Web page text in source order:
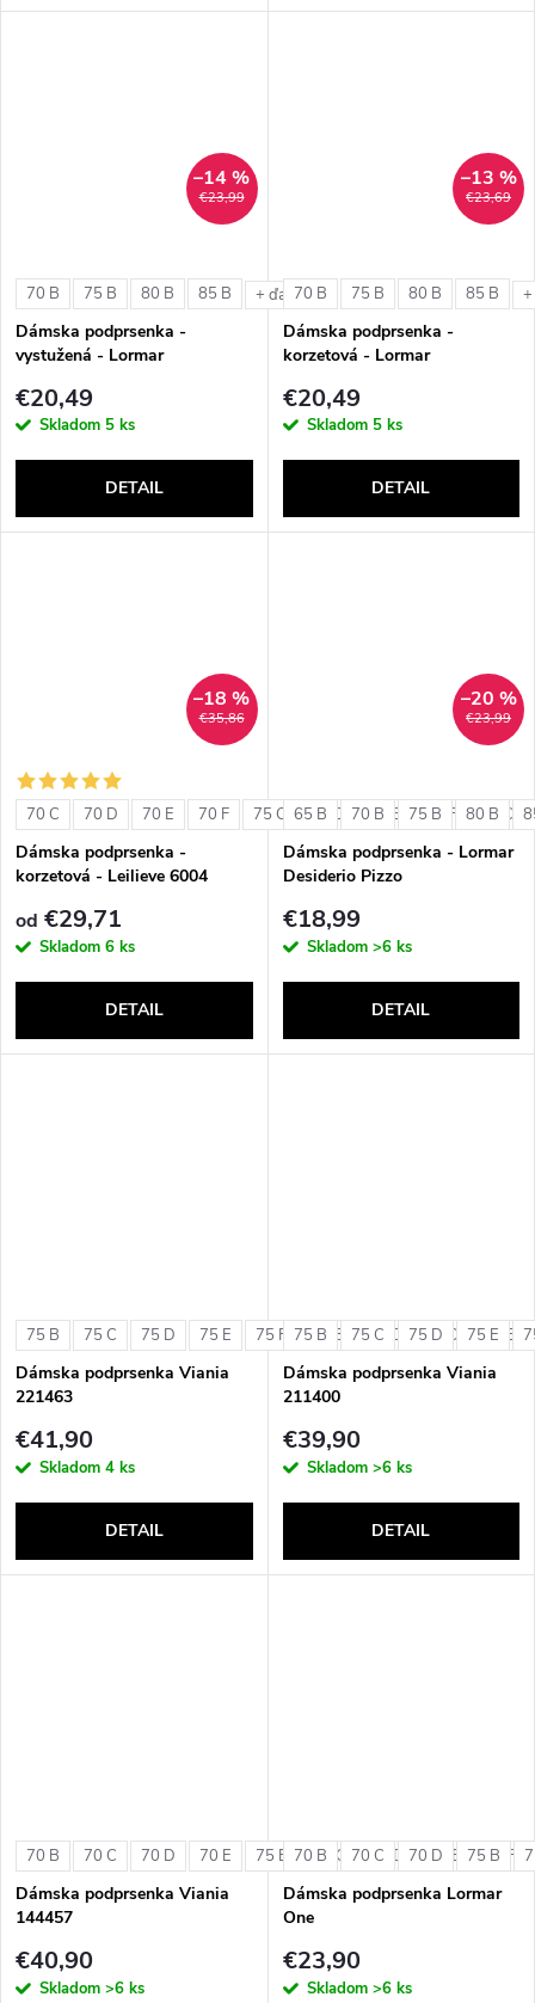
€23,99
–14 %
70 B 75 B 80 B 85 B + ďalšie
Dámska podprsenka -
vystužená - Lormar
€20,49
Skladom 5 ks
DETAIL
€23,69
–13 %
70 B 75 B 80 B 85 B
Dámska podprsenka -
korzetová - Lormar
€20,49
Skladom 5 ks
DETAIL
€35,86
–18 %
70 C 70 D 70 E 70 F 75 C 75 D 75 E 75 F 80 C
Dámska podprsenka -
korzetová - Leilieve 6004
od €29,71
Skladom 6 ks
DETAIL
€23,99
–20 %
65 B 70 B 75 B 80 B
Dámska podprsenka - Lormar
Desiderio Pizzo
€18,99
Skladom >6 ks
DETAIL
75 B 75 C 75 D 75 E 75 F 80 B 80 C 80 D 80 E
Dámska podprsenka Viania
221463
€41,90
Skladom 4 ks
DETAIL
75 B 75 C 75 D 75 E
Dámska podprsenka Viania
211400
€39,90
Skladom >6 ks
DETAIL
70 B 70 C 70 D 70 E 75 B 75 C 75 D 75 E 75 F
Dámska podprsenka Viania
144457
€40,90
Skladom >6 ks
70 B 70 C 70 D 75 B
Dámska podprsenka Lormar
One
€23,90
Skladom >6 ks